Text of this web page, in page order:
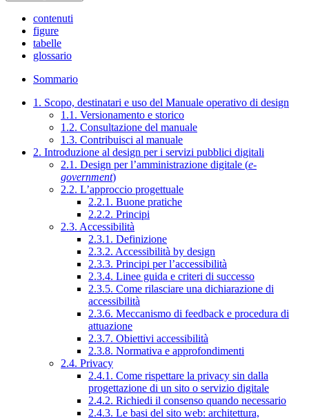
contenuti
figure
tabelle
glossario
Sommario
1. Scopo, destinatari e uso del Manuale operativo di design
1.1. Versionamento e storico
1.2. Consultazione del manuale
1.3. Contribuisci al manuale
2. Introduzione al design per i servizi pubblici digitali
2.1. Design per l’amministrazione digitale (e-
government)
2.2. L’approccio progettuale
2.2.1. Buone pratiche
2.2.2. Principi
2.3. Accessibilità
2.3.1. Definizione
2.3.2. Accessibilità by design
2.3.3. Principi per l’accessibilità
2.3.4. Linee guida e criteri di successo
2.3.5. Come rilasciare una dichiarazione di
accessibilità
2.3.6. Meccanismo di feedback e procedura di
attuazione
2.3.7. Obiettivi accessibilità
2.3.8. Normativa e approfondimenti
2.4. Privacy
2.4.1. Come rispettare la privacy sin dalla
progettazione di un sito o servizio digitale
2.4.2. Richiedi il consenso quando necessario
2.4.3. Le basi del sito web: architettura,